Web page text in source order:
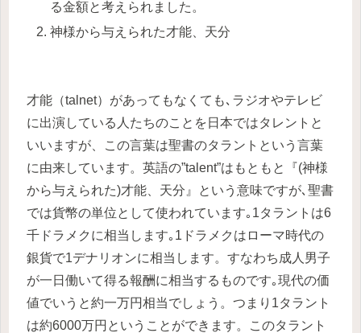
る金額と考えられました。
神様から与えられた才能、天分
才能（talnet）があってもなくても､ラジオやテレビ
に出演している人たちのことを日本ではタレントと
いいますが、この言葉は聖書のタラントという言葉
に由来しています。英語の”talent”はもともと『(神様
から与えられた)才能、天分』という意味ですが､聖書
では貨幣の単位として使われています｡1タラントは6
千ドラメクに相当します｡1ドラメクはローマ時代の
銀貨で1デナリオンに相当します。すなわち成人男子
が一日働いて得る報酬に相当するものです｡現代の価
値でいうと約一万円相当でしょう。つまり1タラント
は約6000万円ということができます。このタラント